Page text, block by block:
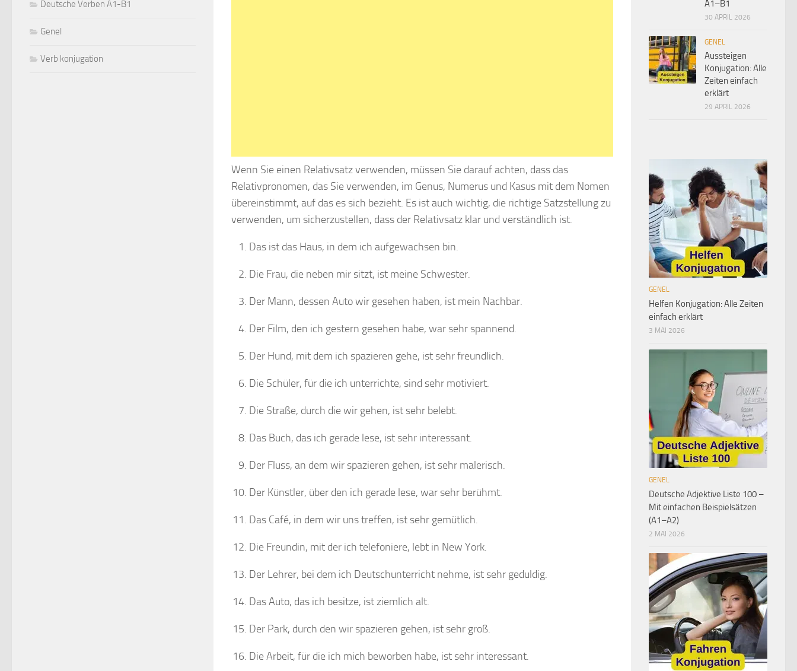
Wenn Sie einen Relativsatz verwenden, müssen Sie darauf achten, dass das
Relativpronomen, das Sie verwenden, im Genus, Numerus und Kasus mit dem Nomen
übereinstimmt, auf das es sich bezieht. Es ist auch wichtig, die richtige Satzstellung zu
verwenden, um sicherzustellen, dass der Relativsatz klar und verständlich ist.
Das ist das Haus, in dem ich aufgewachsen bin.
Die Frau, die neben mir sitzt, ist meine Schwester.
Der Mann, dessen Auto wir gesehen haben, ist mein Nachbar.
Der Film, den ich gestern gesehen habe, war sehr spannend.
Der Hund, mit dem ich spazieren gehe, ist sehr freundlich.
Die Schüler, für die ich unterrichte, sind sehr motiviert.
Die Straße, durch die wir gehen, ist sehr belebt.
Das Buch, das ich gerade lese, ist sehr interessant.
Der Fluss, an dem wir spazieren gehen, ist sehr malerisch.
Der Künstler, über den ich gerade lese, war sehr berühmt.
Das Café, in dem wir uns treffen, ist sehr gemütlich.
Die Freundin, mit der ich telefoniere, lebt in New York.
Der Lehrer, bei dem ich Deutschunterricht nehme, ist sehr geduldig.
Das Auto, das ich besitze, ist ziemlich alt.
Der Park, durch den wir spazieren gehen, ist sehr groß.
Die Arbeit, für die ich mich beworben habe, ist sehr interessant.
Deutsche Verben A1-B1
Genel
Verb konjugation
A1–B1
30 APRIL 2026
GENEL
Aussteigen
Konjugation: Alle
Zeiten einfach
erklärt
29 APRIL 2026
GENEL
Helfen Konjugation: Alle Zeiten
einfach erklärt
3 MAI 2026
GENEL
Deutsche Adjektive Liste 100 –
Mit einfachen Beispielsätzen
(A1–A2)
2 MAI 2026